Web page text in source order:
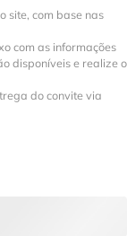
site, com base nas
com as informações
disponíveis e realize o
do convite via